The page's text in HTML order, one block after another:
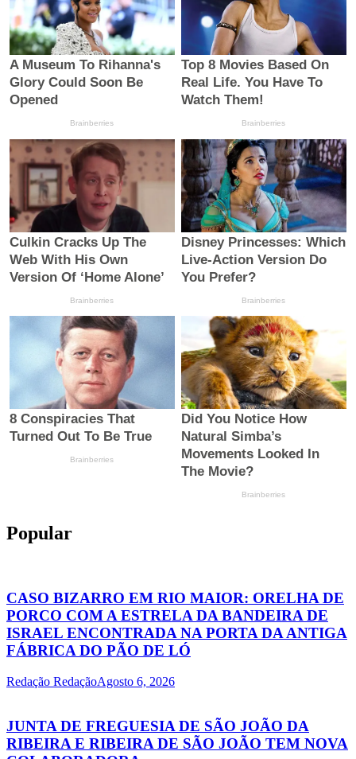
Popular
CASO BIZARRO EM RIO MAIOR: ORELHA DE
PORCO COM A ESTRELA DA BANDEIRA DE
ISRAEL ENCONTRADA NA PORTA DA ANTIGA
FÁBRICA DO PÃO DE LÓ
Redação RedaçãoAgosto 6, 2026
JUNTA DE FREGUESIA DE SÃO JOÃO DA
RIBEIRA E RIBEIRA DE SÃO JOÃO TEM NOVA